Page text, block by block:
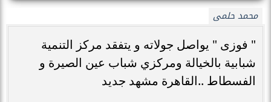
محمد حلمى
" فوزى " يواصل جولاته و يتفقد مركز التنمية
شبابية بالخيالة ومركزي شباب عين الصيرة و
الفسطاط ..القاهرة مشهد جديد